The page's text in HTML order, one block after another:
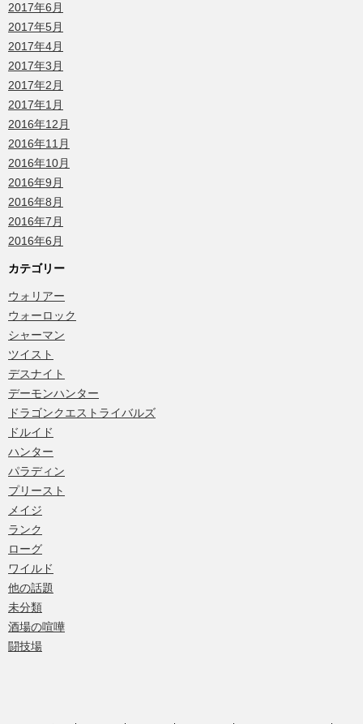
2017年6月
2017年5月
2017年4月
2017年3月
2017年2月
2017年1月
2016年12月
2016年11月
2016年10月
2016年9月
2016年8月
2016年7月
2016年6月
カテゴリー
ウォリアー
ウォーロック
シャーマン
ツイスト
デスナイト
デーモンハンター
ドラゴンクエストライバルズ
ドルイド
ハンター
パラディン
プリースト
メイジ
ランク
ローグ
ワイルド
他の話題
未分類
酒場の喧嘩
闘技場